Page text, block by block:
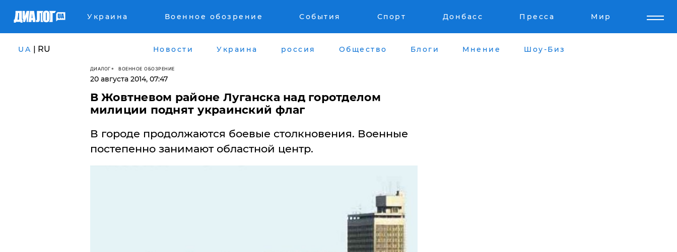
Украина Военное обозрение События Спорт Донбасс Пресса Мир
UA | RU Новости Украина россия Общество Блоги Мнение Шоу-Биз
ДИАЛОГ ВОЕННОЕ ОБОЗРЕНИЕ
20 августа 2014, 07:47
В Жовтневом районе Луганска над горотделом
милиции поднят украинский флаг
В городе продолжаются боевые столкновения. Военные
постепенно занимают областной центр.